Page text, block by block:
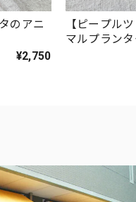
のアニ
¥2,750
【ピープル
マルプランタ